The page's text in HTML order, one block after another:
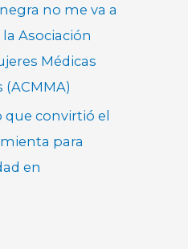
no me va a
Asociación
Médicas
que convirtió el
para
en